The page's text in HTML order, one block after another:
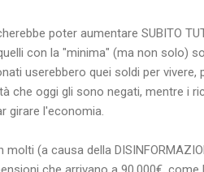
poter aumentare SUBITO
con la "minima" (ma non solo)
userebbero quei soldi per vivere,
che oggi gli sono negati, mentre i
girare l'economia.
(a causa della